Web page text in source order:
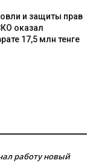
и защиты прав
оказал
17,5 млн тенге
работу новый